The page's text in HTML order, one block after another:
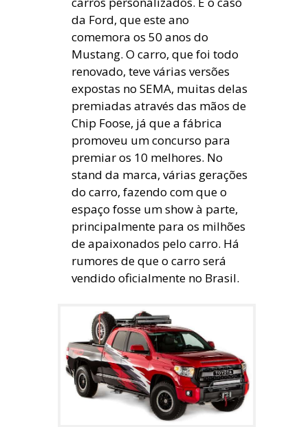
da Ford, que este ano
comemora os 50 anos do
Mustang. O carro, que foi todo
renovado, teve várias versões
expostas no SEMA, muitas delas
premiadas através das mãos de
Chip Foose, já que a fábrica
promoveu um concurso para
premiar os 10 melhores. No
stand da marca, várias gerações
do carro, fazendo com que o
espaço fosse um show à parte,
principalmente para os milhões
de apaixonados pelo carro. Há
rumores de que o carro será
vendido oficialmente no Brasil.